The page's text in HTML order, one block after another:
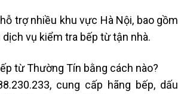
trợ nhiều khu vực Hà Nội, bao gồm
vụ kiểm tra bếp từ tận nhà.
từ Thường Tín bằng cách nào?
cung cấp hãng bếp, dấu